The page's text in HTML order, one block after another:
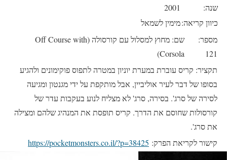
שנה:
2001
כיוון קריאה:מימין לשמאל
מספר:
121
שם: מחוץ למסלול עם קורסולה (Off Course with
Corsola)
תקציר: קריס עוברת במערת יוניון במטרה לתפוס פוקימונים ולהגיע
בסופו של דבר לעיר אוליביין, אבל מותקפת על ידי מגנטון ומגיעה
לסירה של סרג'. בסירה, סרג' לא מצליח לנוע בעקבות עדר של
קורסולות שחוסם את הדרך. קריס תופסת את המנהיג שלהם ומצילה
את סרג'.
קישור לקריאת הפרק: https://pocketmonsters.co.il/?p=38425